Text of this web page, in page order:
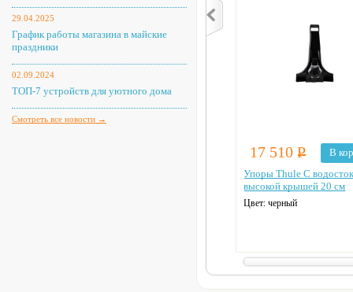
29.04.2025
График работы магазина в майские
праздники
02.09.2024
ТОП-7 устройств для уютного дома
Смотреть все новости →
17 510Р
В
Упоры Thule С
высокой крышей 20 см
Цвет: черный